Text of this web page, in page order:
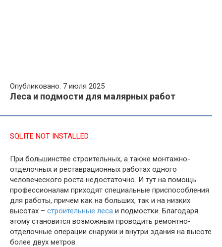
Опубликовано: 7 июля 2025
Леса и подмости для малярных работ
SQLITE NOT INSTALLED
При большинстве строительных, а также монтажно-
отделочных и реставрационных работах одного
человеческого роста недостаточно. И тут на помощь
профессионалам приходят специальные приспособления
для работы, причем как на больших, так и на низких
высотах – строительные леса и подмостки. Благодаря
этому становится возможным проводить ремонтно-
отделочные операции снаружи и внутри здания на высоте
более двух метров.